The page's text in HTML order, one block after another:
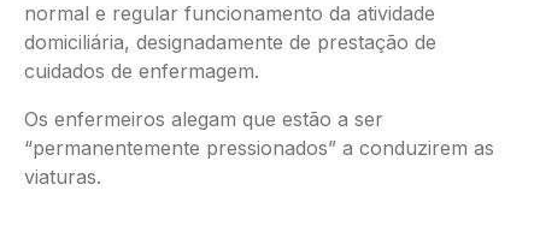
normal e regular funcionamento da atividade
domiciliária, designadamente de prestação de
cuidados de enfermagem.
Os enfermeiros alegam que estão a ser
“permanentemente pressionados” a conduzirem as
viaturas.